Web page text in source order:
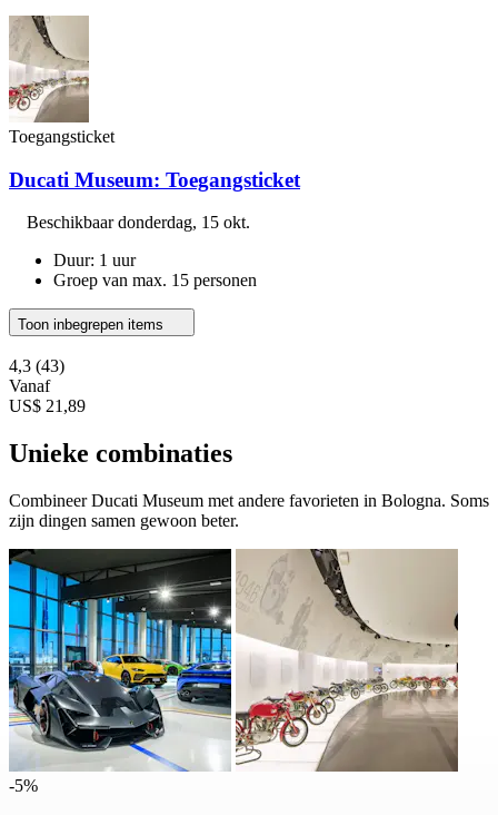
Toegangsticket
Ducati Museum: Toegangsticket
Beschikbaardonderdag, 15 okt.
Duur: 1 uur
Groep van max. 15 personen
Toon inbegrepen items
4,3 (43)
Vanaf
US$ 21,89
Unieke combinaties
Combineer Ducati Museum met andere favorieten in Bologna. Soms
zijn dingen samen gewoon beter.
-5%